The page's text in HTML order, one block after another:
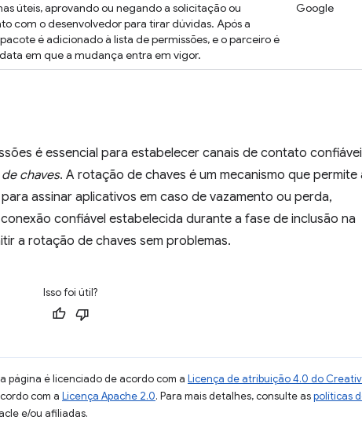
úteis, aprovando ou negando a solicitação ou
com o desenvolvedor para tirar dúvidas. Após a
é adicionado à lista de permissões, e o parceiro é
em que a mudança entra em vigor.
Google
é essencial para estabelecer canais de contato
chaves. A rotação de chaves é um mecanismo que permite
assinar aplicativos em caso de vazamento ou perda,
confiável estabelecida durante a fase de inclusão na
a rotação de chaves sem problemas.
Isso foi útil?
página é licenciado de acordo com a Licença de atribuição 4.0 do
com a Licença Apache 2.0. Para mais detalhes, consulte aspolíticas
e/ou afiliadas.